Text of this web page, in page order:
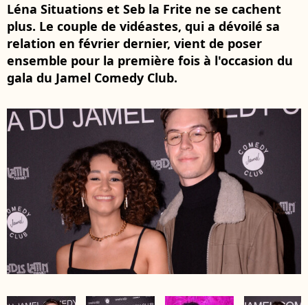
Léna Situations et Seb la Frite ne se cachent
plus. Le couple de vidéastes, qui a dévoilé sa
relation en février dernier, vient de poser
ensemble pour la première fois à l'occasion du
gala du Jamel Comedy Club.